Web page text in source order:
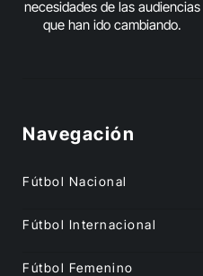
necesidades de las audiencias
que han ido cambiando.
Navegación
Fútbol Nacional
Fútbol Internacional
Fútbol Femenino